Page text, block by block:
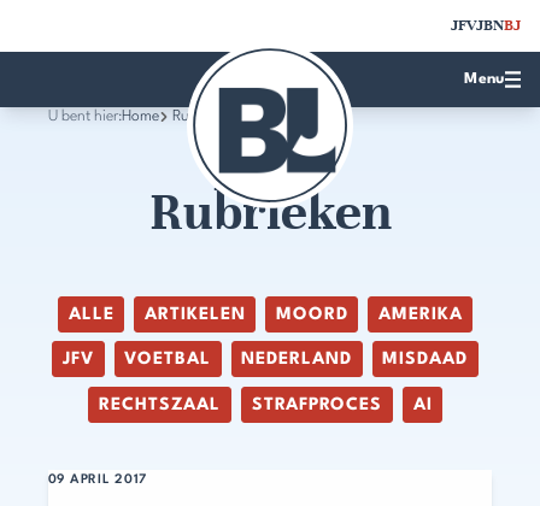
JFVJBNBJ
Menu
U bent hier:Home Rubrieken
Rubrieken
ALLE ARTIKELEN MOORD AMERIKA
JFV VOETBAL NEDERLAND MISDAAD
RECHTSZAAL STRAFPROCES AI
09 APRIL 2017